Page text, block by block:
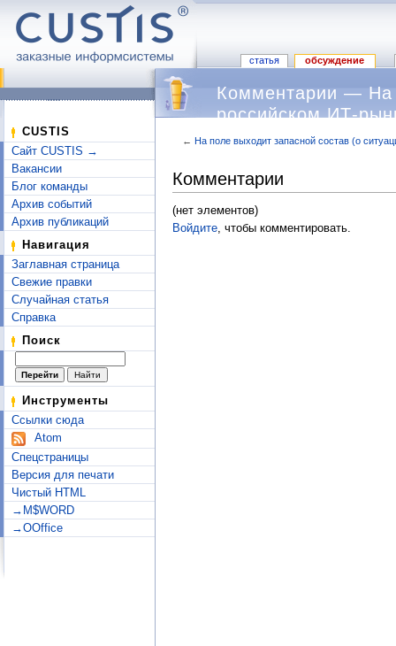
статья обсуждение
CUSTIS
Сайт CUSTIS →
Вакансии
Блог команды
Архив событий
Архив публикаций
Навигация
Заглавная страница
Свежие правки
Случайная статья
Справка
Поиск
Инструменты
Ссылки сюда
Atom
Спецстраницы
Версия для печати
Чистый HTML
→M$WORD
→OOffice
Комментарии — На
российском ИТ-
← На поле выходит запасной состав (о
Комментарии
(нет элементов)
Войдите, чтобы комментировать.